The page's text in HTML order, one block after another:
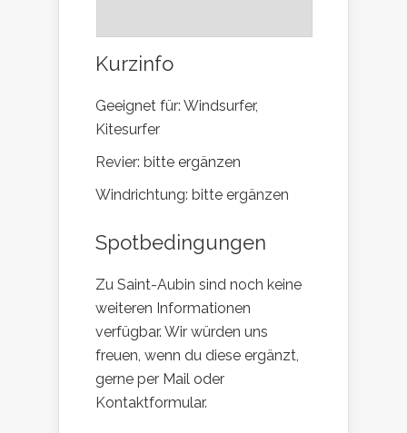
Kurzinfo
Geeignet für: Windsurfer,
Kitesurfer
Revier: bitte ergänzen
Windrichtung: bitte ergänzen
Spotbedingungen
Zu Saint-Aubin sind noch keine
weiteren Informationen
verfügbar. Wir würden uns
freuen, wenn du diese ergänzt,
gerne per Mail oder
Kontaktformular.